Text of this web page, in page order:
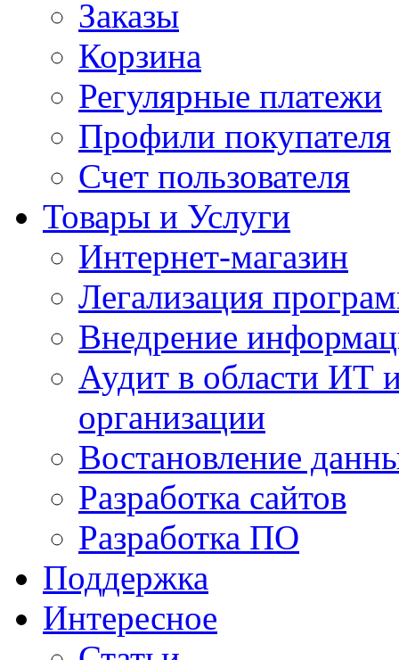
Заказы
Корзина
Регулярные платежи
Профили покупателя
Счет пользователя
Товары и Услуги
Интернет-магазин
Легализация
Внедрение
Аудит в области ИТ
организации
Востановление
Разработка сайтов
Разработка ПО
Поддержка
Интересное